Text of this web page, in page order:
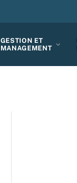
GESTION ET
MANAGEMENT